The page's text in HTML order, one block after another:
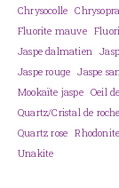
Chrysocolle
Fluorite mauve
Jaspe dalmatien
Jaspe rouge
Jaspe
Mookaïte jaspe Oeil
Quartz/Cristal de roche
Quartz rose
Rhodonite
Unakite